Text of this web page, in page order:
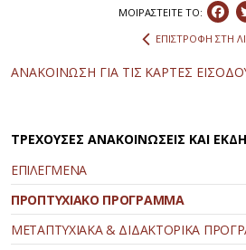
ΜΟΙΡΑΣΤEIΤΕ ΤΟ:
ΕΠΙΣΤΡΟΦΗ ΣΤΗ
ΑΝΑΚΟΙΝΩΣΗ ΓΙΑ ΤΙΣ ΚΑΡΤΕΣ
ΤΡΕΧΟΥΣΕΣ ΑΝΑΚΟΙΝΩΣΕΙΣ ΚΑΙ
ΕΠΙΛΕΓΜΕΝΑ
ΠΡΟΠΤΥΧΙΑΚΟ ΠΡΟΓΡΑΜΜΑ
ΜΕΤΑΠΤΥΧΙΑΚΑ & ΔΙΔΑΚΤΟΡΙΚΑ